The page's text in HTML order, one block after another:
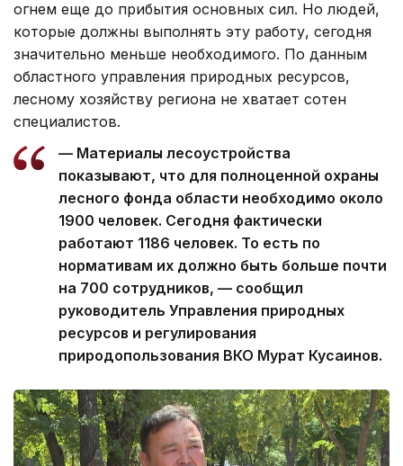
выезжают к очагам пожаров и начинают борьбу с
огнем еще до прибытия основных сил. Но людей,
которые должны выполнять эту работу, сегодня
значительно меньше необходимого. По данным
областного управления природных ресурсов,
лесному хозяйству региона не хватает сотен
специалистов.
— Материалы лесоустройства
показывают, что для полноценной охраны
лесного фонда области необходимо около
1900 человек. Сегодня фактически
работают 1186 человек. То есть по
нормативам их должно быть больше почти
на 700 сотрудников, — сообщил
руководитель Управления природных
ресурсов и регулирования